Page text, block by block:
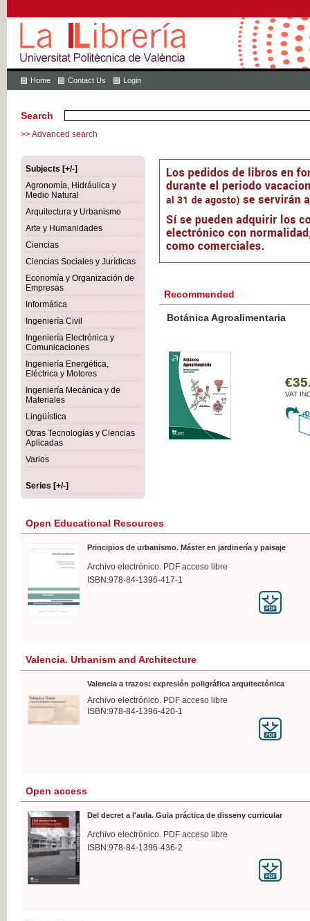
Home Contact Us Login
Search
>> Advanced search
Subjects [+/-]
Agronomía, Hidráulica y
Medio Natural
Arquitectura y Urbanismo
Arte y Humanidades
Ciencias
Ciencias Sociales y Jurídicas
Economía y Organización de
Empresas
Informática
Ingeniería Civil
Ingeniería Electrónica y
Comunicaciones
Ingeniería Energética,
Eléctrica y Motores
Ingeniería Mecánica y de
Materiales
Lingüística
Otras Tecnologías y Ciencias
Aplicadas
Varios
Series [+/-]
Recommended
Botánica Agroalimentaria
VAT
Open Educational Resources
Principios de urbanismo. Máster en jardinería y paisaje
Archivo electrónico. PDF acceso libre
ISBN:978-84-1396-417-1
Valencia. Urbanism and Architecture
Valencia a trazos: expresión poligráfica arquitectónica
Archivo electrónico. PDF acceso libre
ISBN:978-84-1396-420-1
Open access
Del decret a l'aula. Guia práctica de disseny curricular
Archivo electrónico. PDF acceso libre
ISBN:978-84-1396-436-2